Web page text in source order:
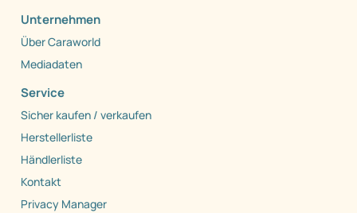
Unternehmen
Über Caraworld
Mediadaten
Service
Sicher kaufen / verkaufen
Herstellerliste
Händlerliste
Kontakt
Privacy Manager